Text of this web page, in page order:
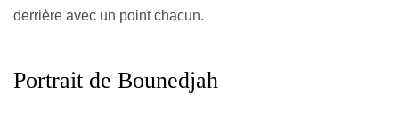
derrière avec un point chacun.
Portrait de Bounedjah